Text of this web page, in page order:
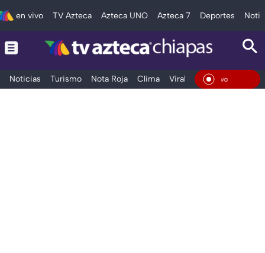
en vivo TV Azteca Azteca UNO Azteca 7 Deportes
Noticias Turismo Nota Roja Clima Viral y Tendencia En